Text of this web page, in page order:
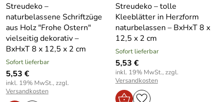
Streudeko –
naturbelassene Schriftzüge
aus Holz "Frohe Ostern"
vielseitig dekorativ –
BxHxT 8 x 12,5 x 2 cm
Sofort lieferbar
5,53 €
inkl. 19% MwSt., zzgl.
Versandkosten
Streudeko – tolle
Kleeblätter in Herzform
naturbelassen – BxHxT 8 x
12,5 x 2 cm
Sofort lieferbar
5,53 €
inkl. 19% MwSt., zzgl.
Versandkosten